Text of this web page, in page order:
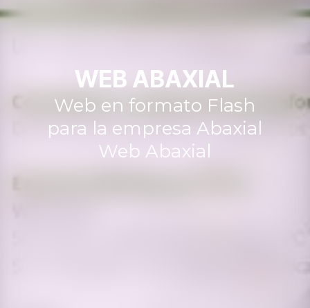
WEB ABAXIAL
Web en formato Flash
para la empresa Abaxial
Web Abaxial